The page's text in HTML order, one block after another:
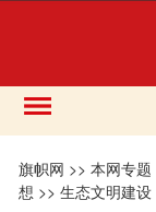
旗帜网 >>本网专题
想 >>生态文明建设